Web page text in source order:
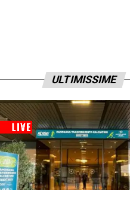
ULTIMISSIME